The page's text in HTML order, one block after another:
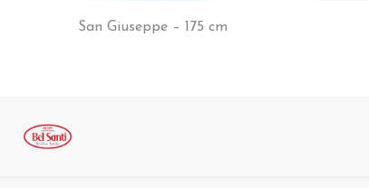
San Giuseppe – 175 cm